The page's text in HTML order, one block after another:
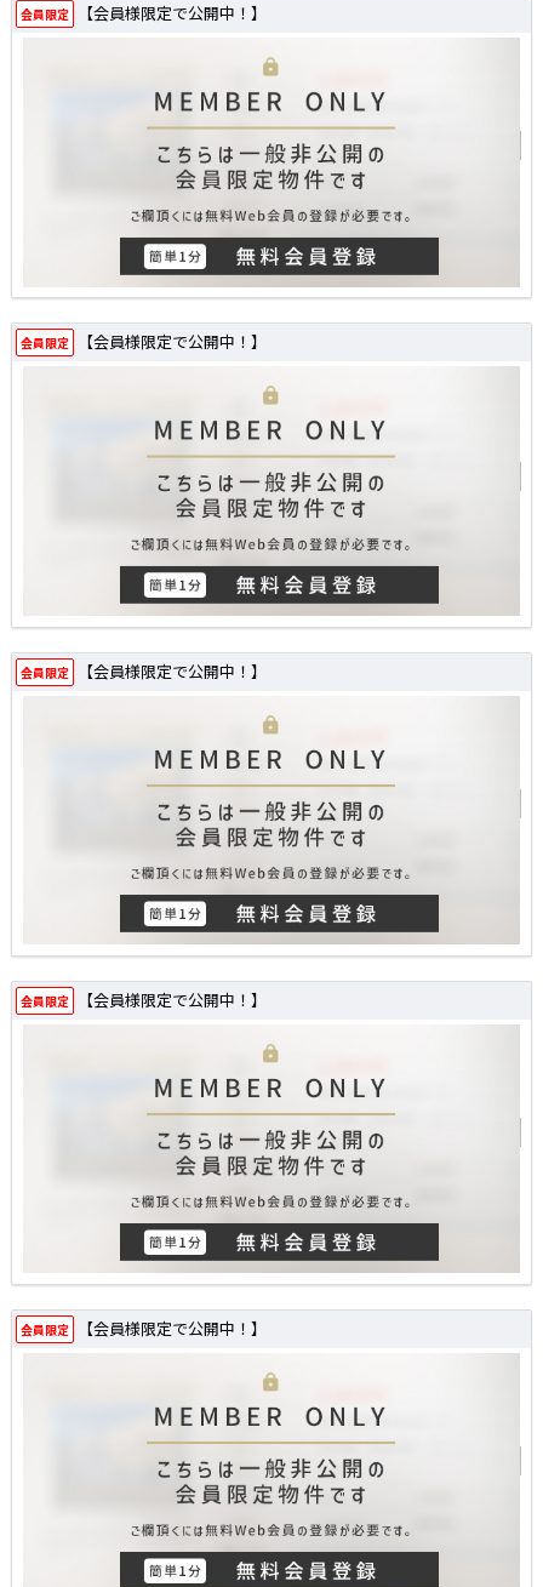
会員限定 【会員様限定で公開中！】
会員限定 【会員様限定で公開中！】
会員限定 【会員様限定で公開中！】
会員限定 【会員様限定で公開中！】
会員限定 【会員様限定で公開中！】